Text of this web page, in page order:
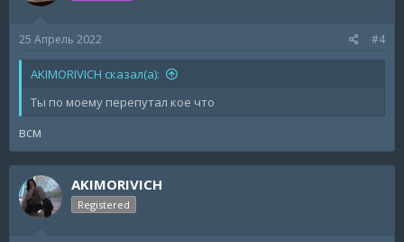
25 Апрель 2022 #4
AKIMORIVICH сказал(а):
Ты по моему перепутал кое что
всм
AKIMORIVICH
Registered